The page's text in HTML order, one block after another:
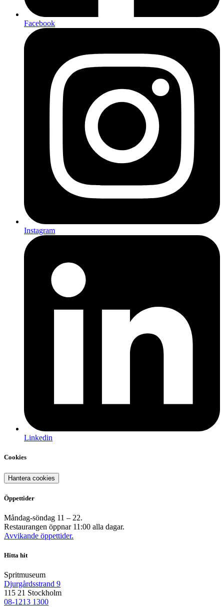
Facebook
Instagram
Linkedin
Cookies
Hantera cookies
Öppettider
Måndag-söndag 11 – 22.
Restaurangen öppnar 11:00 alla dagar.
Avvikande öppettider.
Hitta hit
Spritmuseum
Djurgårdsstrand 9
115 21 Stockholm
08-1213 1300